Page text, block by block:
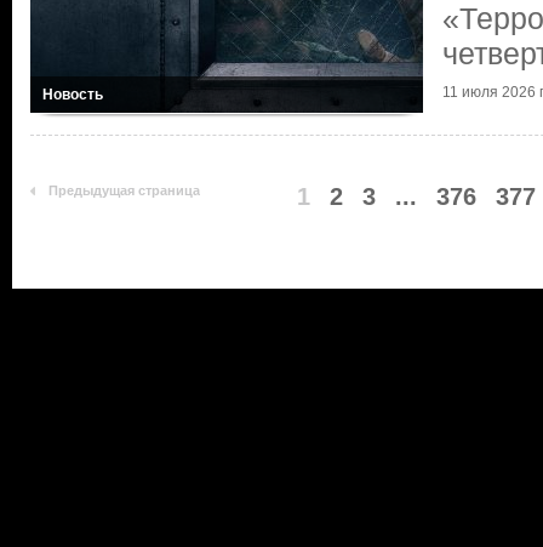
Новость 11 июля 2026
Предыдущая страница 1 2 3 ... 376 377